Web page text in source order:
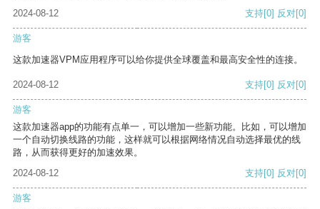
2024-08-12
支持[0] 反对[0]
游客
这款加速器VPM应用程序可以给你提供全球覆盖和最高安全性的连接。
2024-08-12 支持[0] 反对[0]
游客
这款加速器app的功能有点单一，可以增加一些新功能。比如，可以增加
一个自动切换线路的功能，这样就可以根据网络情况自动选择最优的线
路，从而获得更好的加速效果。
2024-08-12
支持[0] 反对[0]
游客